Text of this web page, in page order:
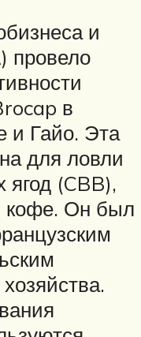
и
провело
в
и Гайо. Эта
для ловли
(CBB),
кофе. Он был